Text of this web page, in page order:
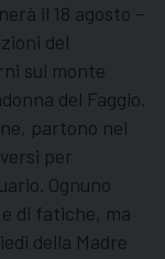
il 18 agosto –
del
sul monte
del Faggio.
partono nel
per
Ognuno
di fatiche, ma
della Madre